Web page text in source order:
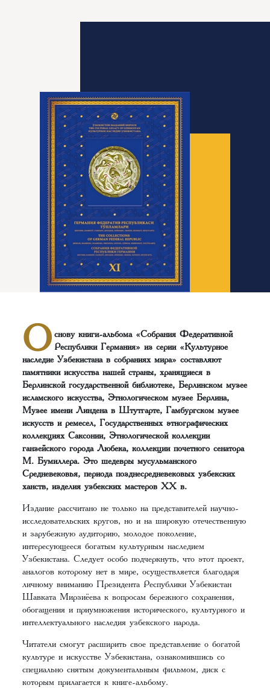
О снову книги-альбома «Собрания Федеративной
Республики Германия» из серии «Культурное
наследие Узбекистана в собраниях мира» составляют
памятники искусства нашей страны, хранящиеся в
Берлинской государственной библиотеке, Берлинском музее
исламского искусства, Этнологическом музее Берлина,
Музее имени Линдена в Штутгарте, Гамбургском музее
искусств и ремесел, Государственных этнографических
коллекциях Саксонии, Этнологической коллекции
ганзейского города Любека, коллекции почетного сенатора
М. Бумиллера. Это шедевры мусульманского
Средневековья, периода позднесредневековых узбекских
ханств, изделия узбекских мастеров ХХ в.
Издание рассчитано не только на представителей научно-
исследовательских кругов, но и на широкую отечественную
и зарубежную аудиторию, молодое поколение,
интересующееся богатым культурным наследием
Узбекистана. Следует особо подчеркнуть, что этот проект,
аналогов которому нет в мире, осуществляется благодаря
личному вниманию Президента Республики Узбекистан
Шавката Мирзиёева к вопросам бережного сохранения,
обогащения и приумножения исторического, культурного и
интеллектуального наследия узбекского народа.
Читатели смогут расширить свое представление о богатой
культуре и искусстве Узбекистана, ознакомившись со
специально снятым документальным фильмом, диск с
которым прилагается к книге-альбому.